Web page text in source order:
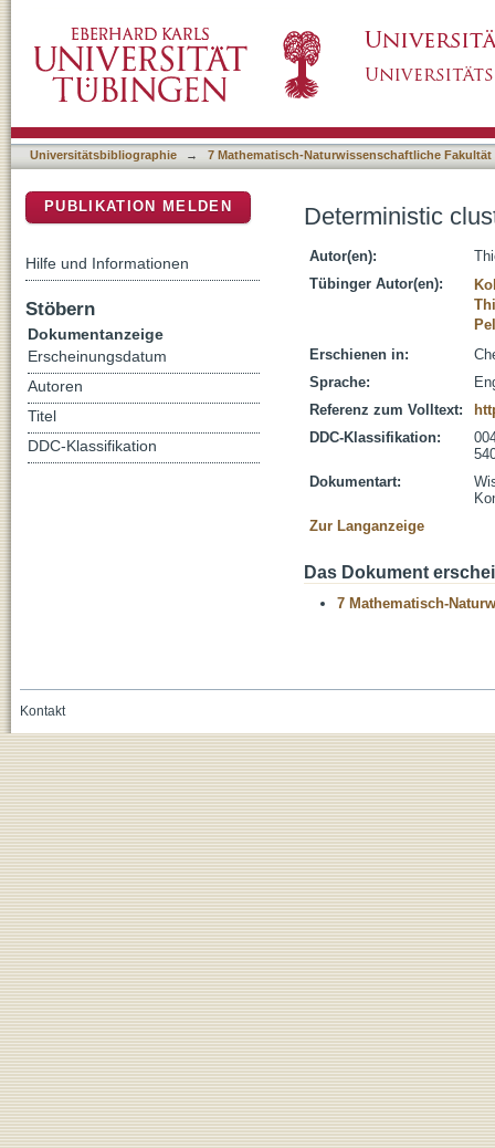
Universitätsbibliographie → 7 Mathematisch-Naturwissenschaftliche Fakultät
Deterministic
Autor(en):
Tübinger Autor(en):
Erschienen in:
Sprache:
Referenz zum Volltext:
DDC-Klassifikation:
Dokumentart:
Zur Langanzeige
Das Dokument
7 Mathematisch-
PUBLIKATION MELDEN
Hilfe und Informationen
Stöbern
Dokumentanzeige
Erscheinungsdatum
Autoren
Titel
DDC-Klassifikation
Kontakt